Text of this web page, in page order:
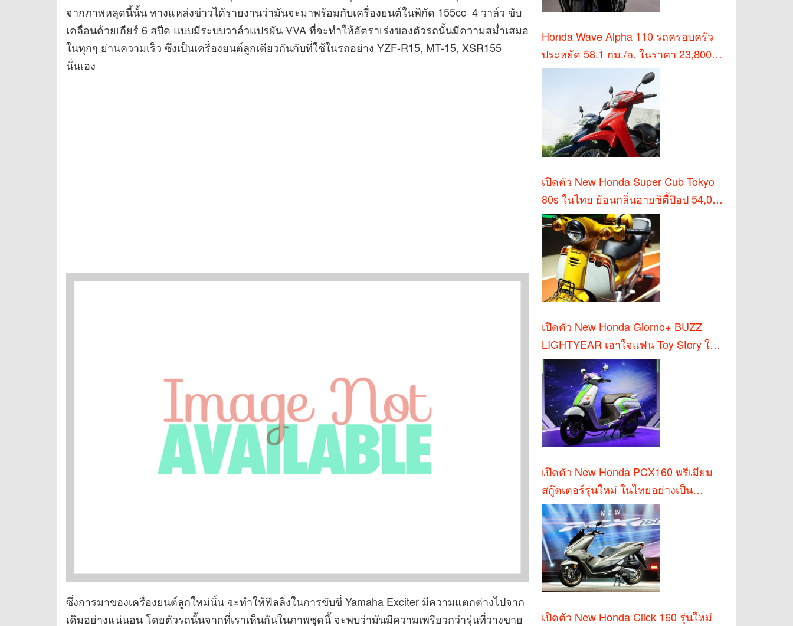
จากภาพหลุดนี้นั้น ทางแหล่งข่าวได้รายงานว่ามันจะมาพร้อมกับเครื่องยนต์ในพิกัด 155cc 4 วาล์ว ขับ
เคลื่อนด้วยเกียร์ 6 สปีด แบบมีระบบวาล์วแปรผัน VVA ที่จะทำให้อัตราเร่งของตัวรถนั้นมีความสม่ำเสมอ
ในทุกๆ ย่านความเร็ว ซึ่งเป็นเครื่องยนต์ลูกเดียวกันกับที่ใช้ในรถอย่าง YZF-R15, MT-15, XSR155
นั่นเอง
ซึ่งการมาของเครื่องยนต์ลูกใหม่นั้น จะทำให้ฟีลลิ่งในการขับขี่ Yamaha Exciter มีความแตกต่างไปจาก
เดิมอย่างแน่นอน โดยตัวรถนั้นจากที่เราเห็นกันในภาพชุดนี้ จะพบว่ามันมีความเพรียวกว่ารุ่นที่วางขาย
Honda Wave Alpha 110 รถครอบครัว
ประหยัด 58.1 กม./ล. ในราคา 23,800
บาท
เปิดตัว New Honda Super Cub Tokyo
80s ในไทย ย้อนกลิ่นอายซิตี้ป๊อป 54,000
บาท
เปิดตัว New Honda Giorno+ BUZZ
LIGHTYEAR เอาใจแฟน Toy Story ใน
ไทย!
เปิดตัว New Honda PCX160 พรีเมียม
สกู๊ตเตอร์รุ่นใหม่ ในไทยอย่างเป็น
ทางการ
เปิดตัว New Honda Click 160 รุ่นใหม่